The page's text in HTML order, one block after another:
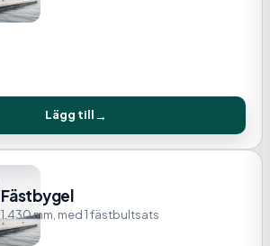
Lägg till
Fästbygel
1.430 mm, med 1 fästbultsats